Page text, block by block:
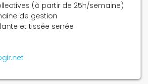
(à partir de 25h/semaine)
de gestion
et tissée serrée